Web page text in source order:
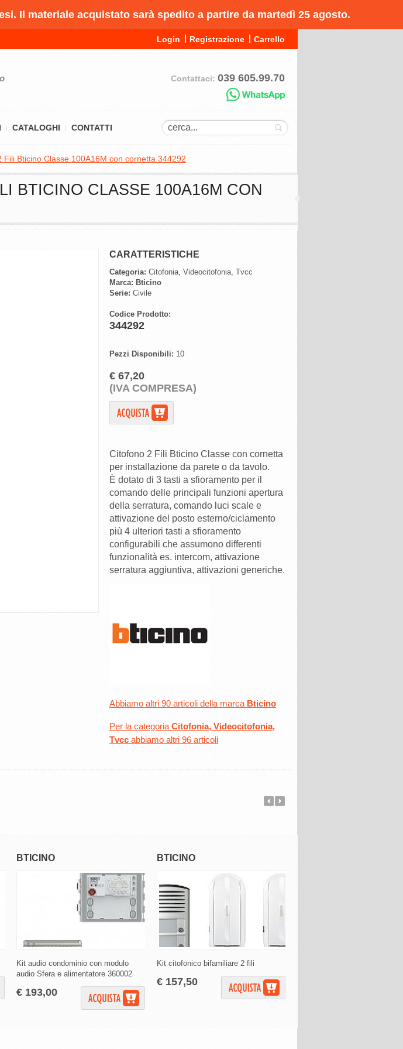
Il materiale acquistato sarà spedito a partire da martedì 25 agosto.
Login Registrazione Carrello
Contattaci: 039 605.99.70
CATALOGHI CONTATTI
Fili Bticino Classe 100A16M con cornetta 344292
BTICINO CLASSE 100A16M CON
CARATTERISTICHE
Categoria: Citofonia, Videocitofonia, Tvcc
Marca: Bticino
Serie: Civile
Codice Prodotto:
344292
Pezzi Disponibili: 10
€ 67,20
(IVA COMPRESA)
Citofono 2 Fili Bticino Classe con cornetta
per installazione da parete o da tavolo.
È dotato di 3 tasti a sfioramento per il
comando delle principali funzioni apertura
della serratura, comando luci scale e
attivazione del posto esterno/ciclamento
più 4 ulteriori tasti a sfioramento
configurabili che assumono differenti
funzionalità es. intercom, attivazione
serratura aggiuntiva, attivazioni generiche.
Abbiamo altri 90 articoli della marca Bticino
Per la categoria Citofonia, Videocitofonia,
Tvcc abbiamo altri 96 articoli
BTICINO
Kit audio condominio con modulo
audio Sfera e alimentatore 360002
€ 193,00
BTICINO
Kit citofonico bifamiliare 2 fili
€ 157,50